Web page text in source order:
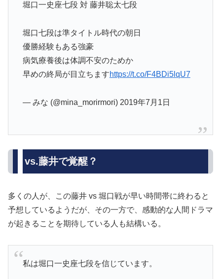
堀口一史座七段 対 藤井聡太七段
堀口七段は準タイトル時代の朝日
優勝経験もある強豪
病気療養後は体調不安のためか
早めの終局が目立ちますhttps://t.co/F4BDi5lqU7
— みな (@mina_morirmori) 2019年7月1日
vs.藤井で覚醒？
多くの人が、この藤井 vs 堀口戦が早い時間帯に終わると
予想しているようだが、その一方で、感動的な人間ドラマ
が起きることを期待している人も結構いる。
私は堀口一史座七段を信じています。